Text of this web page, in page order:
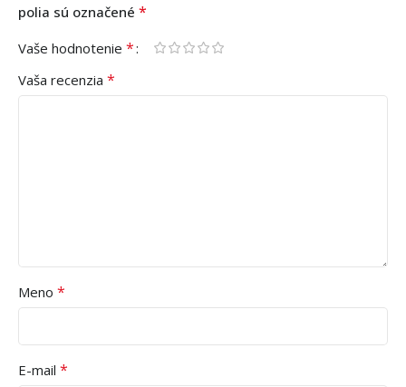
polia sú označené *
Vaše hodnotenie *
Vaša recenzia *
Meno *
E-mail *